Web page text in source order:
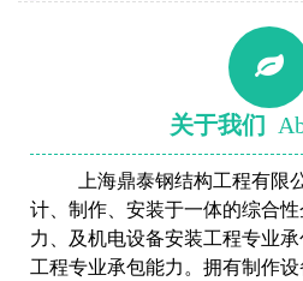
关于我们
上海鼎泰钢结构工程有限公
计、制作、安装于一体的综合
力、及机电设备安装工程专业
工程专业承包能力。拥有制作